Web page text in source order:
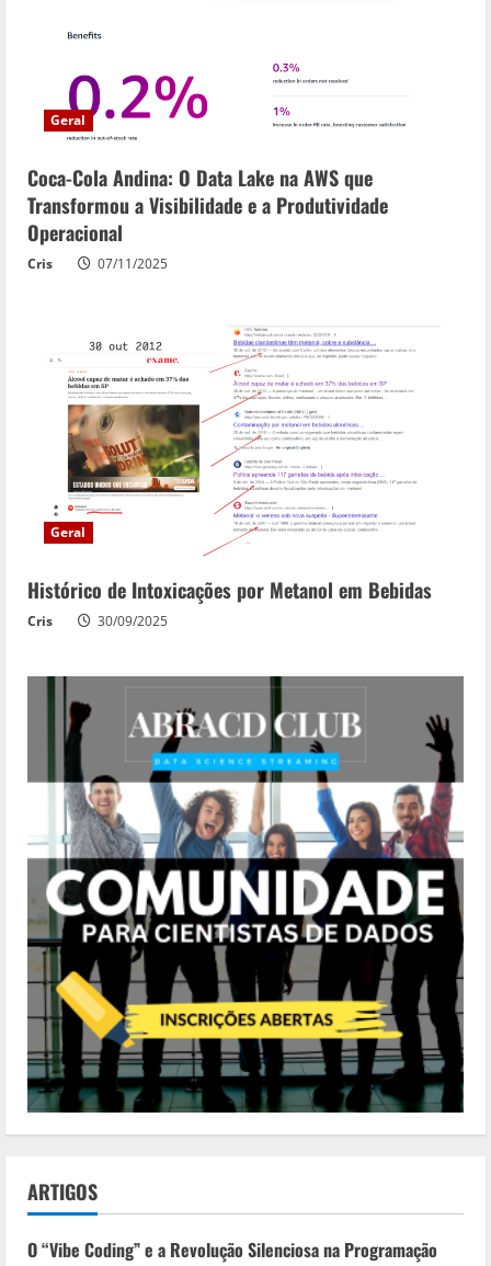
Geral
Coca-Cola Andina: O Data Lake na AWS que
Transformou a Visibilidade e a Produtividade
Operacional
Cris 07/11/2025
Geral
Histórico de Intoxicações por Metanol em Bebidas
Cris 30/09/2025
ARTIGOS
O “Vibe Coding” e a Revolução Silenciosa na Programação